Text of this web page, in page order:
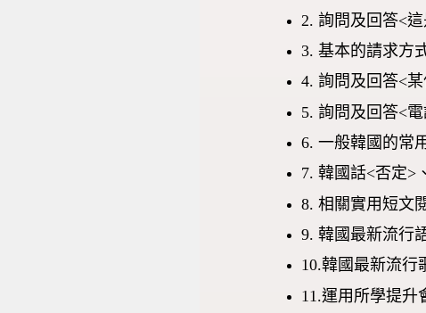
2. 詢問及回答<
3. 基本的請求方
4. 詢問及回答<
5. 詢問及回答<
6. 一般韓國的常
7. 韓國話<否定>
8. 相關實用短文
9. 韓國最新流行
10.韓國最新流行
11.運用所學提升